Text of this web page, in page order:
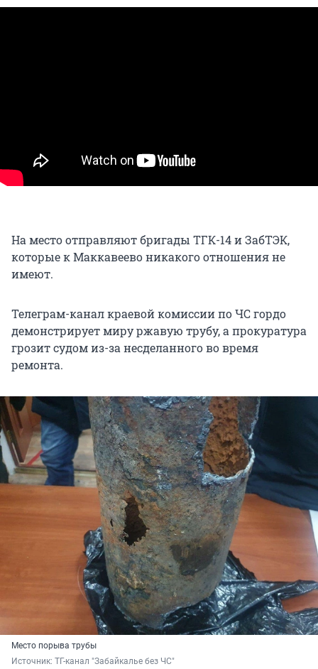
На место отправляют бригады ТГК-14 и ЗабТЭК,
которые к Маккавеево никакого отношения не
имеют.
Телеграм-канал краевой комиссии по ЧС гордо
демонстрирует миру ржавую трубу, а прокуратура
грозит судом из-за несделанного во время
ремонта.
Место порыва трубы
Источник: ТГ-канал "Забайкалье без ЧС"